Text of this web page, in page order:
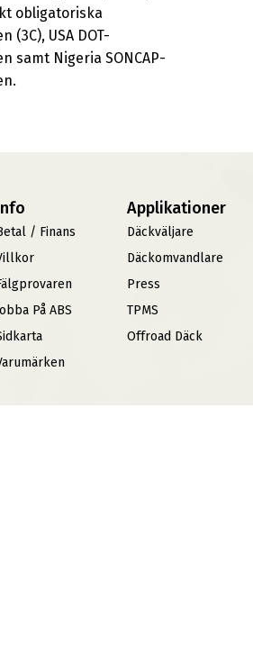
obligatoriska
(3C), USA DOT-
samt Nigeria SONCAP-
/ Finans
På ABS
Applikationer
Däckväljare
Däckomvandlare
Press
TPMS
Offroad Däck